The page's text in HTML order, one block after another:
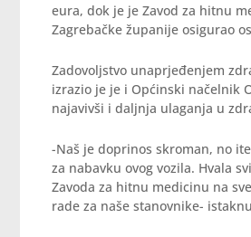
eura, dok je je Zavod za hitnu
Zagrebačke županije osigurao
Zadovoljstvo unaprjeđenjem
izrazio je je i Općinski načelnik
najavivši i daljnja ulaganja u
-Naš je doprinos skroman, no
za nabavku ovog vozila. Hvala
Zavoda za hitnu medicinu na
rade za naše stanovnike-